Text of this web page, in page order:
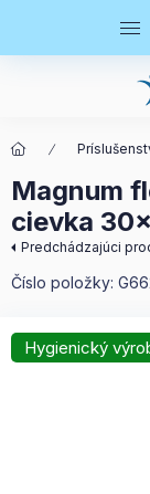
Magnum
cievka
Predchádzajúci
Číslo položky:
Hygienický